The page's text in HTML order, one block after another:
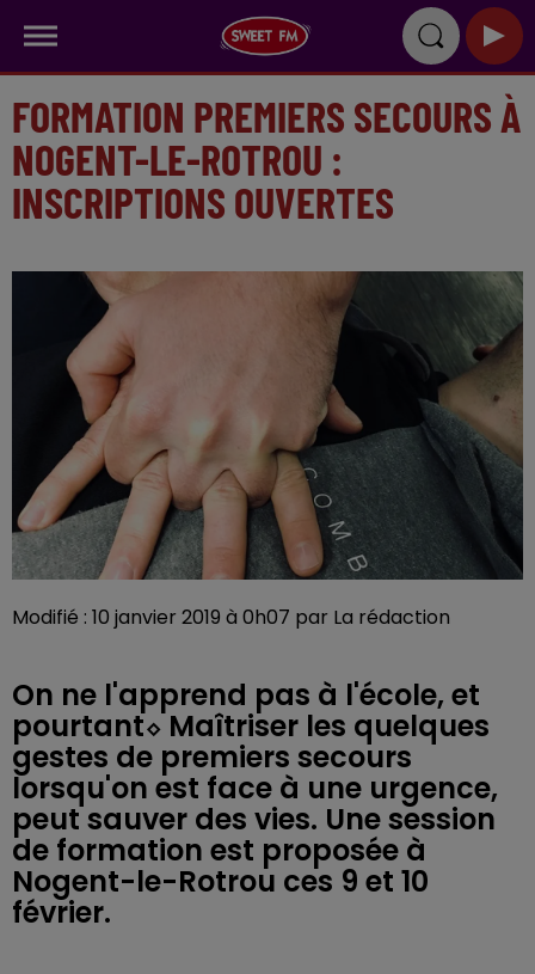
FORMATION PREMIERS SECOURS À
NOGENT-LE-ROTROU :
INSCRIPTIONS OUVERTES
Modifié : 10 janvier 2019 à 0h07 par La rédaction
On ne l'apprend pas à l'école, et
pourtant⬦ Maîtriser les quelques
gestes de premiers secours
lorsqu'on est face à une urgence,
peut sauver des vies. Une session
de formation est proposée à
Nogent-le-Rotrou ces 9 et 10
février.